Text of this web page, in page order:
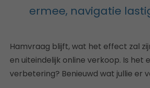
ermee, navigatie
Hamvraag blijft, wat het effect zal
en uiteindelijk online verkoop. Is het
verbetering? Benieuwd wat jullie er